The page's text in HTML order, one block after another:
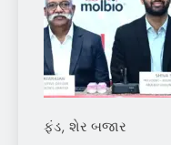
ફંડ, શેર બજાર